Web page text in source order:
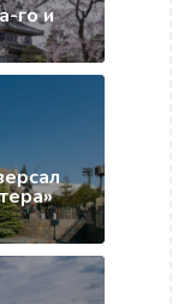
го и